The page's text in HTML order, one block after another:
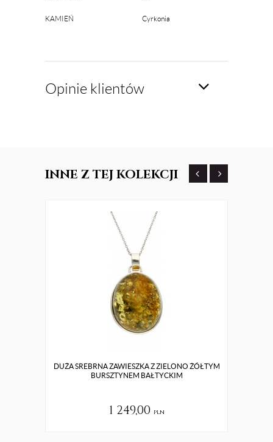
KAMIEŃ Cyrkonia
Opinie klientów
INNE Z TEJ KOLEKCJI
DUŻA SREBRNA ZAWIESZKA Z ZIELONO ŻÓŁTYM
BURSZTYNEM BAŁTYCKIM
1 249,00 pln